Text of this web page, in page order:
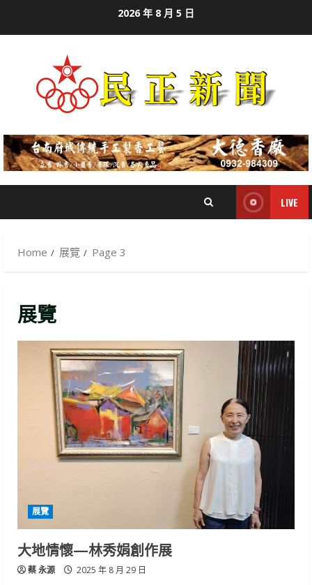
2026 年 8 月 5 日
LIVE
Home 展覽 Page 3
展覽
展覽
大地情懷—林秀娟創作展
蔡 永源 2025 年 8 月 29 日